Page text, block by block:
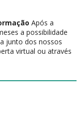
Após a
a possibilidade
junto dos nossos
virtual ou através